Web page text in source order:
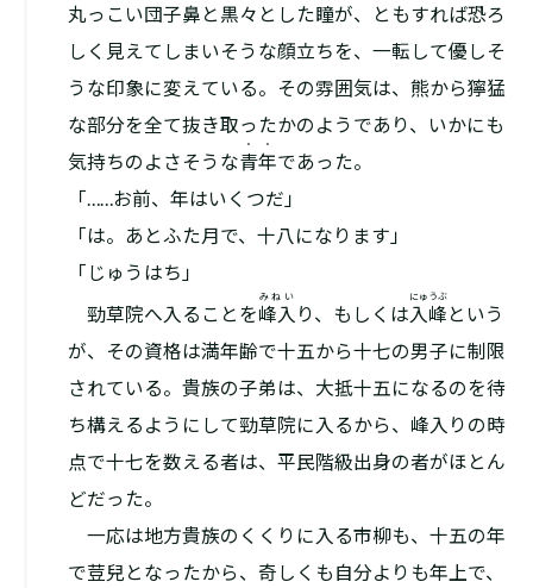
丸っこい団子鼻と黒々とした瞳が、ともすれば恐ろ
しく見えてしまいそうな顔立ちを、一転して優しそ
うな印象に変えている。その雰囲気は、熊から獰猛
な部分を全て抜き取ったかのようであり、いかにも
気持ちのよさそうな青年
・・
であった。
「……お前、年はいくつだ」
「は。あとふた月で、十八になります」
「じゅうはち」
勁草院へ入ることを峰入
みねい
り、もしくは 入峰
にゅうぶ
という
が、その資格は満年齢で十五から十七の男子に制限
されている。貴族の子弟は、大抵十五になるのを待
ち構えるようにして勁草院に入るから、峰入りの時
点で十七を数える者は、平民階級出身の者がほとん
どだった。
一応は地方貴族のくくりに入る市柳も、十五の年
で荳兒となったから、奇しくも自分よりも年上で、